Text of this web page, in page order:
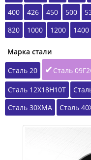
400
426 450 500
820
1000 1200 1400
Марка стали
Сталь 20
Сталь
Сталь 12Х18Н10Т
Сталь 30ХМА
Сталь